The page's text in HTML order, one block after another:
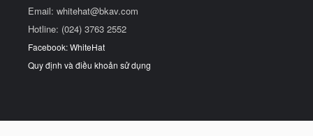
Email: whitehat@bkav.com
Hotline: (024) 3763 2552
Facebook: WhiteHat
Quy định và điều khoản sử dụng